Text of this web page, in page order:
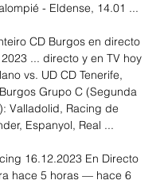
- Eldense, 14.01 ...
CD Burgos en directo
... directo y en TV hoy
vs. UD CD Tenerife,
Grupo C (Segunda
Valladolid, Racing de
Espanyol, Real ...
16.12.2023 En Directo
hace 5 horas — hace 6